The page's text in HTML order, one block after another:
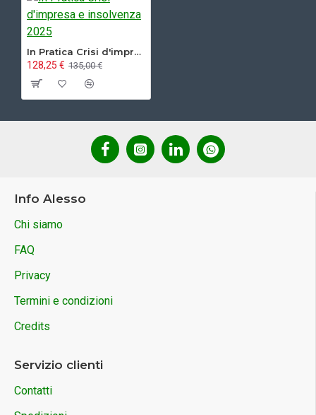
In Pratica Crisi d'impresa e insolvenza 2025
128,25 € 135,00 €
Info Alesso
Chi siamo
FAQ
Privacy
Termini e condizioni
Credits
Servizio clienti
Contatti